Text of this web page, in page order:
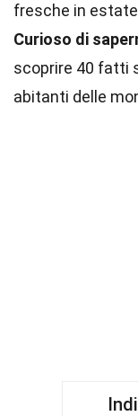
fresche in
Curioso di
scoprire 40 fatti
abitanti delle